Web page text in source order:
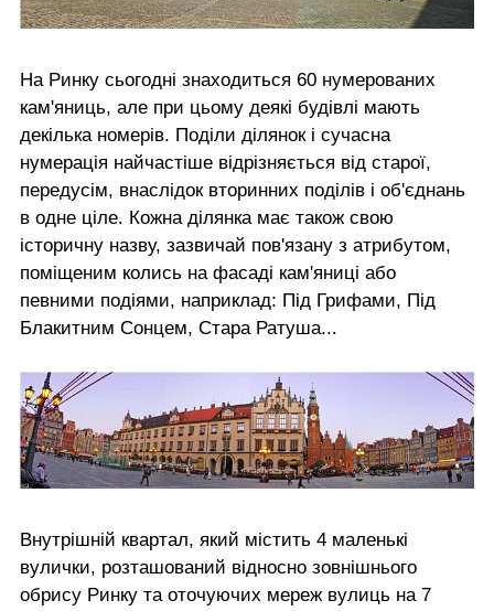
На Ринку сьогодні знаходиться 60 нумерованих
кам'яниць, але при цьому деякі будівлі мають
декілька номерів. Поділи ділянок і сучасна
нумерація найчастіше відрізняється від старої,
передусім, внаслідок вторинних поділів і об'єднань
в одне ціле. Кожна ділянка має також свою
історичну назву, зазвичай пов'язану з атрибутом,
поміщеним колись на фасаді кам'яниці або
певними подіями, наприклад: Під Грифами, Під
Блакитним Сонцем, Стара Ратуша...
Внутрішній квартал, який містить 4 маленькі
вулички, розташований відносно зовнішнього
обрису Ринку та оточуючих мереж вулиць на 7